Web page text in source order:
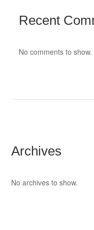
Recent
No comments to show.
Archives
No archives to show.